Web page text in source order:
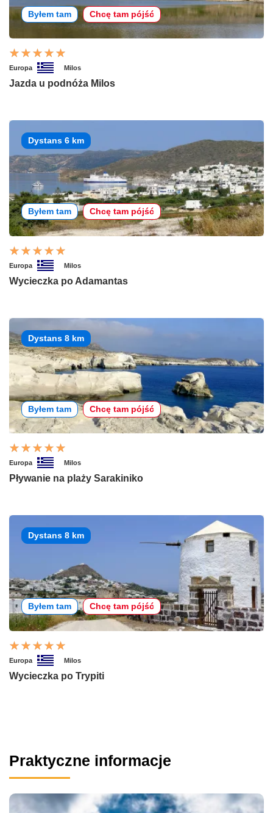
Byłem tam Chcę tam pójść
Europa Milos
Jazda u podnóża Milos
Dystans 6 km
Byłem tam Chcę tam pójść
Europa Milos
Wycieczka po Adamantas
Dystans 8 km
Byłem tam Chcę tam pójść
Europa Milos
Pływanie na plaży Sarakiniko
Dystans 8 km
Byłem tam Chcę tam pójść
Europa Milos
Wycieczka po Trypiti
Praktyczne informacje